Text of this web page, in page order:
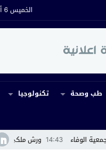
الخميس 6 أغسطس 2026 - 22:56 مساءً
طب وصحة تكنولوجيا
ورش ملكي يمول بالمال العام…بين